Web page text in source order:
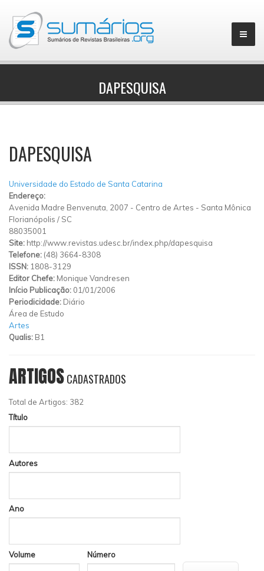
▼
DAPESQUISA
DAPESQUISA
Universidade do Estado de Santa Catarina
Endereço:
Avenida Madre Benvenuta, 2007 - Centro de Artes - Santa Mônica
Florianópolis / SC
88035001
Site: http://www.revistas.udesc.br/index.php/dapesquisa
Telefone: (48) 3664-8308
ISSN: 1808-3129
Editor Chefe: Monique Vandresen
Início Publicação: 01/01/2006
Periodicidade: Diário
Área de Estudo
Artes
Qualis: B1
ARTIGOSCADASTRADOS
Total de Artigos: 382
Título
Autores
Ano
Volume Número